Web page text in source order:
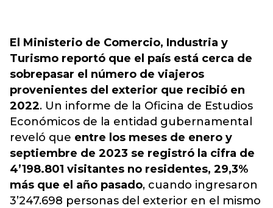
El Ministerio de Comercio, Industria y
Turismo reportó que el país está cerca de
sobrepasar el número de viajeros
provenientes del exterior que recibió en
2022. Un informe de la Oficina de Estudios
Económicos de la entidad gubernamental
reveló que entre los meses de enero y
septiembre de 2023 se registró la cifra de
4’198.801 visitantes no residentes, 29,3%
más que el año pasado, cuando ingresaron
3’247.698 personas del exterior en el mismo